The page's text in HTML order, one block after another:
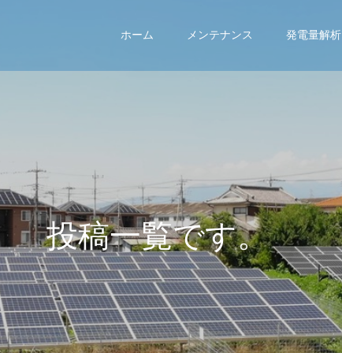
ホーム メンテナンス 発電量解析
投稿一覧です。